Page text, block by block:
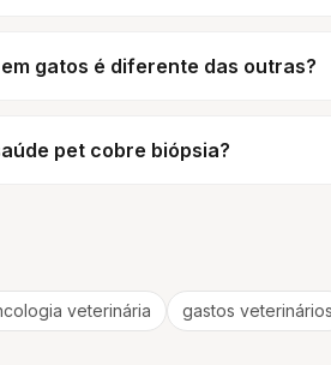
gatos é diferente das outras?
pet cobre biópsia?
veterinária
gastos